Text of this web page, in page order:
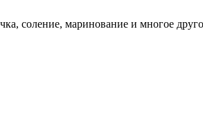
соление, маринование и многое